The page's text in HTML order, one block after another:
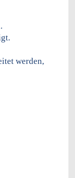
werden,